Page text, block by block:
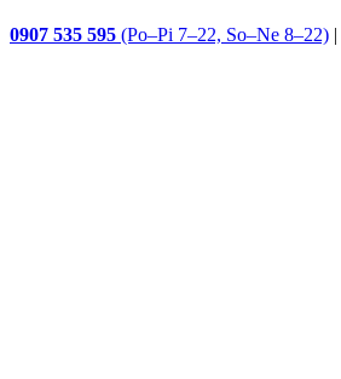
0907 535 595 (Po–Pi 7–22, So–Ne 8–22) |